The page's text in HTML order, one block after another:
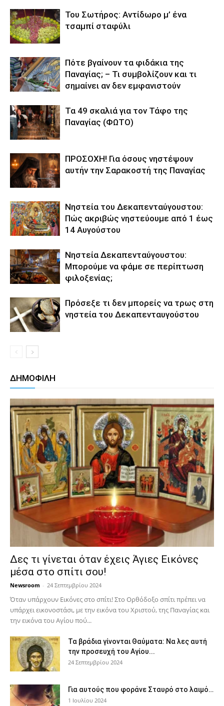
Του Σωτήρος: Αντίδωρο μ’ ένα
τσαμπί σταφύλι
Πότε βγαίνουν τα φιδάκια της
Παναγίας; – Τι συμβολίζουν και τι
σημαίνει αν δεν εμφανιστούν
Τα 49 σκαλιά για τον Τάφο της
Παναγίας (ΦΩΤΟ)
ΠΡΟΣΟΧΗ! Για όσους νηστέψουν
αυτήν την Σαρακοστή της Παναγίας
Νηστεία του Δεκαπενταύγουστου:
Πώς ακριβώς νηστεύουμε από 1 έως
14 Αυγούστου
Νηστεία Δεκαπενταύγουστου:
Μπορούμε να φάμε σε περίπτωση
φιλοξενίας;
Πρόσεξε τι δεν μπορείς να τρως στη
νηστεία του Δεκαπενταυγούστου
ΔΗΜΟΦΙΛΗ
Δες τι γίνεται όταν έχεις Άγιες Εικόνες
μέσα στο σπίτι σου!
Newsroom - 24 Σεπτεμβρίου 2024
Όταν υπάρχουν Εικόνες στο σπίτι! Στο Ορθόδοξο σπίτι πρέπει να
υπάρχει εικονοστάσι, με την εικόνα του Χριστού, της Παν­αγίας και
την εικόνα του Αγίου πού...
Τα βράδια γίνονται Θαύματα: Να λες αυτή
την προσευχή του Αγίου...
24 Σεπτεμβρίου 2024
Για αυτούς που φοράνε Σταυρό στο λαιμό…
1 Ιουλίου 2024